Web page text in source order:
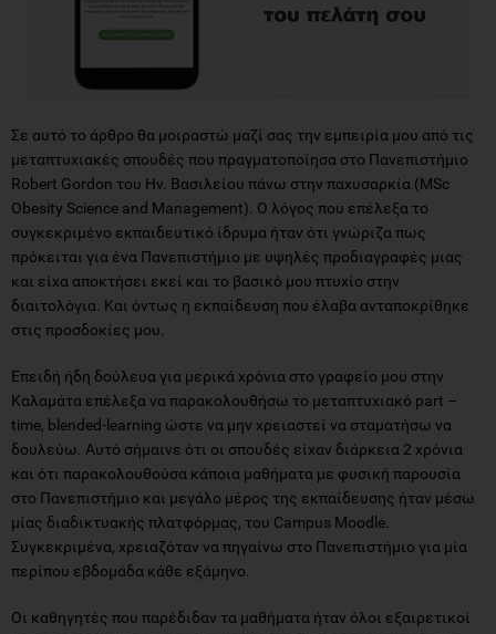
Σε αυτό το άρθρο θα μοιραστώ μαζί σας την εμπειρία μου από τις
μεταπτυχιακές σπουδές που πραγματοποίησα στο Πανεπιστήμιο
Robert Gordon του Ην. Βασιλείου πάνω στην παχυσαρκία (MSc
Obesity Science and Management). Ο λόγος που επέλεξα το
συγκεκριμένο εκπαιδευτικό ίδρυμα ήταν ότι γνώριζα πως
πρόκειται για ένα Πανεπιστήμιο με υψηλές προδιαγραφές μιας
και είχα αποκτήσει εκεί και το βασικό μου πτυχίο στην
διαιτολόγια. Και όντως η εκπαίδευση που έλαβα ανταποκρίθηκε
στις προσδοκίες μου.
Επειδή ήδη δούλευα για μερικά χρόνια στο γραφείο μου στην
Καλαμάτα επέλεξα να παρακολουθήσω το μεταπτυχιακό part –
time, blended-learning ώστε να μην χρειαστεί να σταματήσω να
δουλεύω. Αυτό σήμαινε ότι οι σπουδές είχαν διάρκεια 2 χρόνια
και ότι παρακολουθούσα κάποια μαθήματα με φυσική παρουσία
στο Πανεπιστήμιο και μεγάλο μέρος της εκπαίδευσης ήταν μέσω
μίας διαδικτυακής πλατφόρμας, του Campus Moodle.
Συγκεκριμένα, χρειαζόταν να πηγαίνω στο Πανεπιστήμιο για μία
περίπου εβδομάδα κάθε εξάμηνο.
Οι καθηγητές που παρέδιδαν τα μαθήματα ήταν όλοι εξαιρετικοί